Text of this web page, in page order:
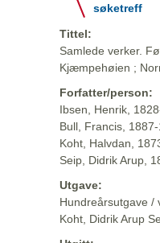
søketreff
Tittel:
Samlede verker.
Kjæmpehøien ;
Forfatter/person:
Ibsen, Henrik,
Bull, Francis,
Koht, Halvdan,
Seip, Didrik Arup,
Utgave:
Hundreårsutgave /
Koht, Didrik Arup